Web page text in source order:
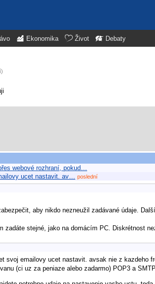
Ekonomika Život Debaty
webové rozhraní, pokud…
ucet nastavit. av… poslední
aby nikdo nezneužil zadávané údaje.
stejné, jako na domácím PC. Diskrétnost
svoj emailovy ucet nastavit. avsak nie z kazdeho
(ci uz za peniaze alebo zadarmo) POP3 a